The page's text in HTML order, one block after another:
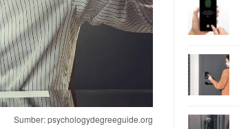
Sumber: psychologydegreeguide.org